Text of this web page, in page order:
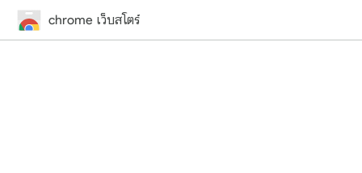
chrome เว็บสโตร์